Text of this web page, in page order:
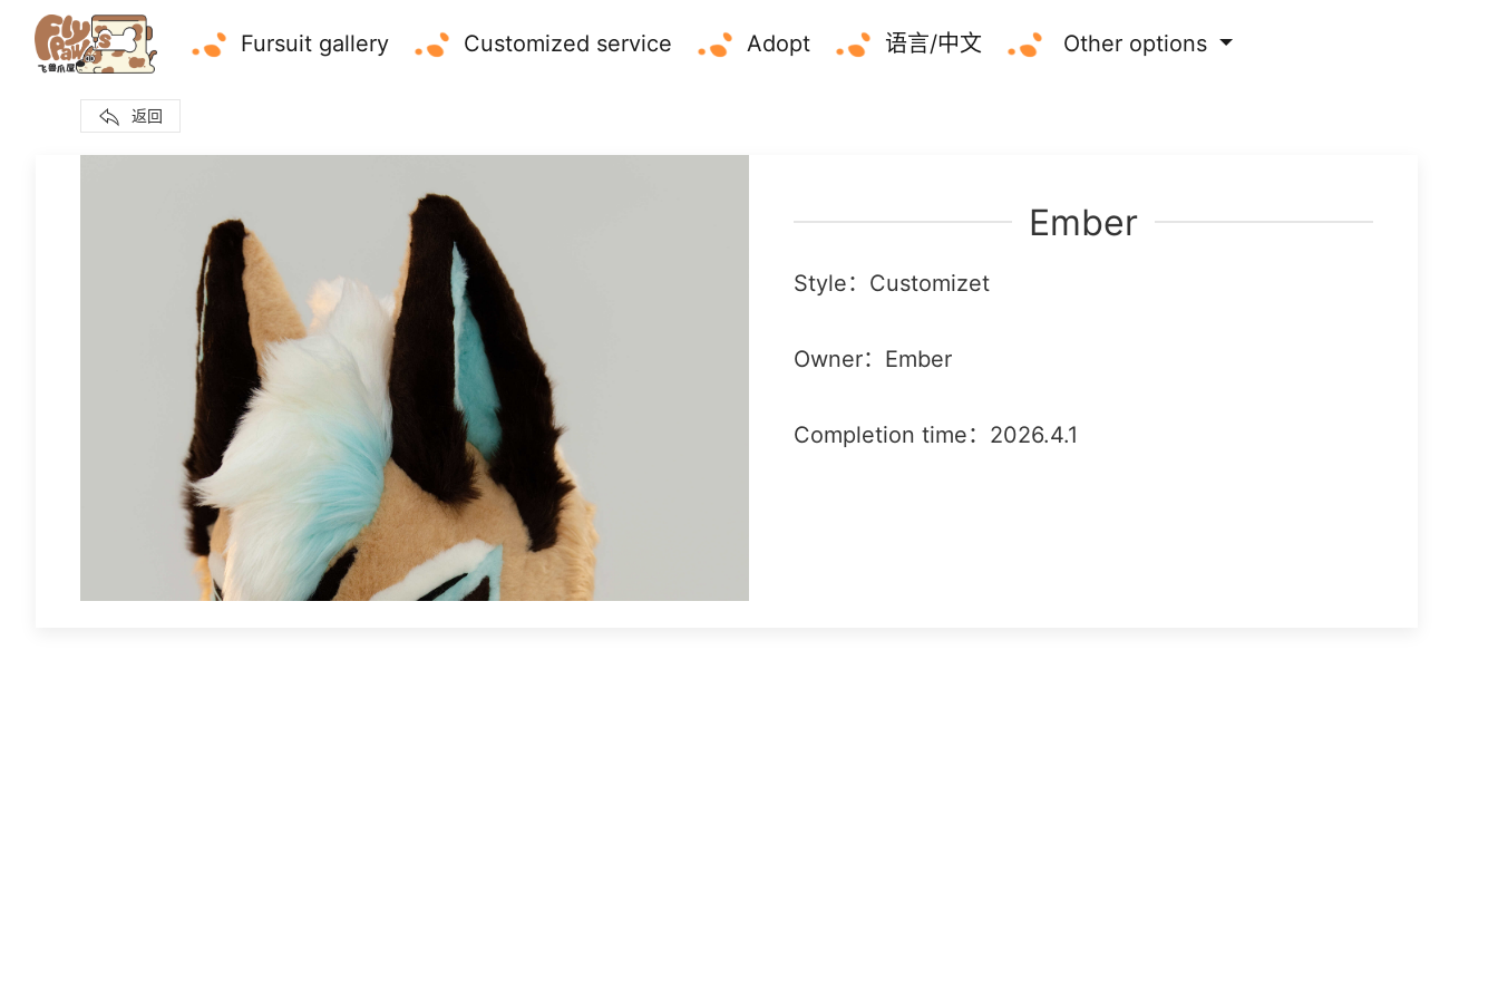
Fursuit gallery Customized service Adopt 语言/中文 Other options
返回
Ember
Style：Customizet
Owner：Ember
Completion time：2026.4.1